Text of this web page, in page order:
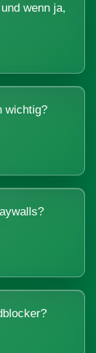
wenn ja,
wichtig?